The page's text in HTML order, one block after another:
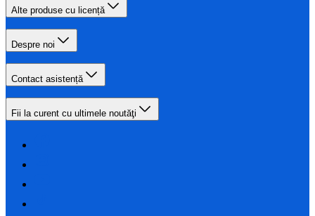
Alte produse cu licență
Despre noi
Contact asistență
Fii la curent cu ultimele noutăţi